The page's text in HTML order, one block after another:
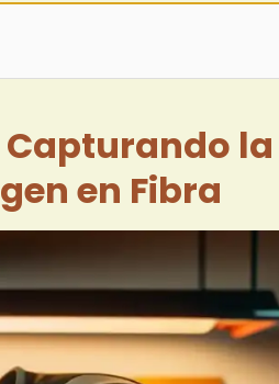
Capturando la
en Fibra